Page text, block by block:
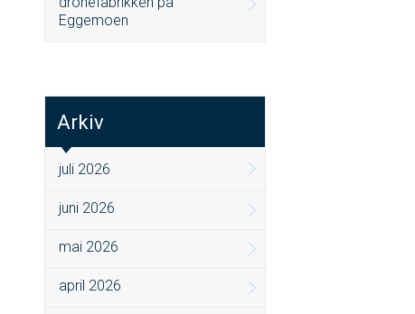
Eggemoen
Arkiv
juli 2026
juni 2026
mai 2026
april 2026